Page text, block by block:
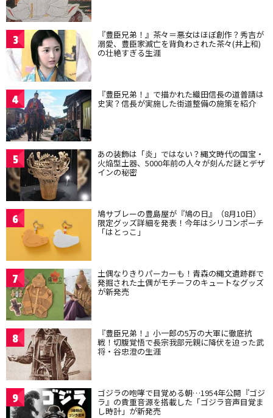
3 『豊臣兄弟！』茶々＝悪女はほぼ創作？秀吉が
溺愛、豊臣家滅亡を背負わされた茶々(井上和)
の壮絶すぎる生涯
4 『豊臣兄弟！』で描かれた織田信長の道普請は
史実？信長が実施した街道整備の施策を紹介
5 あの装飾は「炎」ではない？縄文時代の国宝・
火焔型土器、5000年前の人々が刻んだ謎とデザ
インの秘密
6 鳩サブレーの豊島屋が『鳩の日』（8月10日）
限定グッズ詳細を発表！今年はシリコンポーチ
「はとっこ」
7 土偶なりきりパーカーも！青森の縄文遺跡群で
発掘された土偶がモチーフのキュートなグッズ
が新発売
8 『豊臣兄弟！』小一郎の5万の大軍に徹底抗
戦！切腹覚悟で長宗我部元親に降伏を迫った武
将・谷忠澄の生涯
9 ゴジラの咆哮で目覚める朝…1954年公開『ゴジ
ラ』の貴重音源を搭載した「ゴジラ音声目覚ま
し時計」が新発売